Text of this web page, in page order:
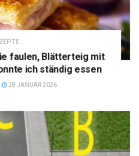
faulen, Blätterteig mit
ich ständig essen
28 JANUAR 2026